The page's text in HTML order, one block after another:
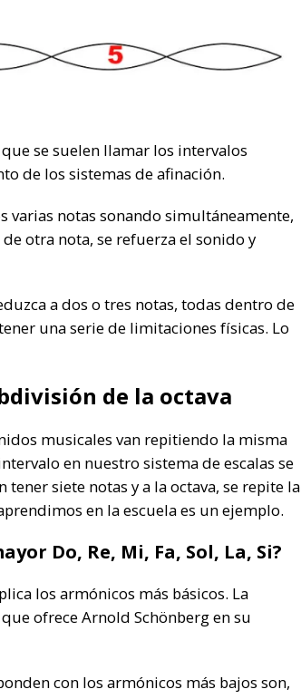
se suelen llamar los intervalos
de los sistemas de afinación.
varias notas sonando simultáneamente,
otra nota, se refuerza el sonido y
a dos o tres notas, todas dentro de
una serie de limitaciones físicas. Lo
de la octava
musicales van repitiendo la misma
en nuestro sistema de escalas se
siete notas y a la octava, se repite la
en la escuela es un ejemplo.
Do, Re, Mi, Fa, Sol, La, Si?
los armónicos más básicos. La
ofrece Arnold Schönberg en su
con los armónicos más bajos son,